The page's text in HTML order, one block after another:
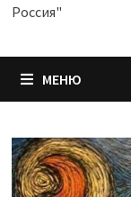
Россия"
МЕНЮ